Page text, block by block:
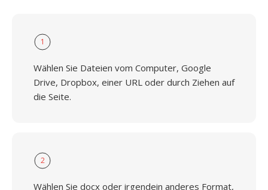
1
Wählen Sie Dateien vom Computer, Google
Drive, Dropbox, einer URL oder durch Ziehen auf
die Seite.
2
Wählen Sie docx oder irgendein anderes Format,